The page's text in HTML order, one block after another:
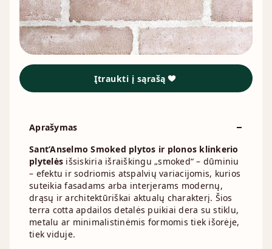
Įtraukti į sąrašą
Aprašymas
Sant’Anselmo Smoked plytos ir plonos klinkerio
plytelės išsiskiria išraiškingu „smoked“ – dūminiu
– efektu ir sodriomis atspalvių variacijomis, kurios
suteikia fasadams arba interjerams modernų,
drąsų ir architektūriškai aktualų charakterį. Šios
terra cotta apdailos detalės puikiai dera su stiklu,
metalu ar minimalistinėmis formomis tiek išorėje,
tiek viduje.